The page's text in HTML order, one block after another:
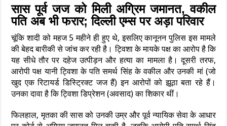
सास पूर्व जज को मिली अग्रिम जमानत, वकील
पति अब भी फरार; दिल्ली एम्स पर अड़ा परिवार
चूंकि शादी को महज 5 महीने ही हुए थे, इसलिए कानूनन पुलिस इस मामले
की बेहद बारीकी से जांच कर रही है। ट्विशा के मायके पक्ष का आरोप है कि
यह सीधे तौर पर दहेज उत्पीड़न और हत्या का मामला है। दूसरी तरफ,
आरोपी पक्ष यानी ट्विशा के पति समर्थ सिंह के वकील और उनकी मां (जो
खुद एक रिटायर्ड डिस्ट्रिक्ट जज हैं) इन आरोपों को झूठा बता रहे हैं।
उनका दावा है कि ट्विशा डिप्रेशन (अवसाद) का शिकार थीं।
फिलहाल, मृतका की सास को उनकी उम्र और पूर्व न्यायिक सेवा के आधार